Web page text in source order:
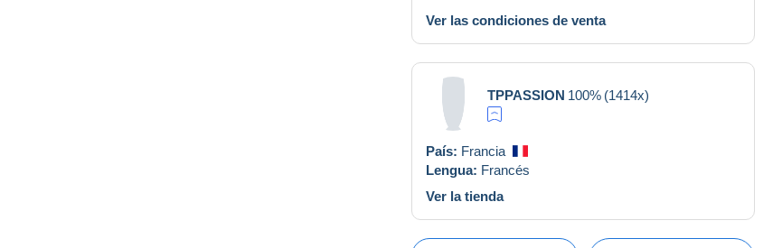
Ver las condiciones de venta
TPPASSION 100% (1414x)
País: Francia
Lengua: Francés
Ver la tienda